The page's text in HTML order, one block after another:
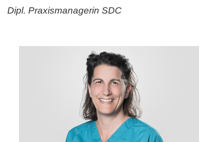
Dipl. Praxismanagerin SDC